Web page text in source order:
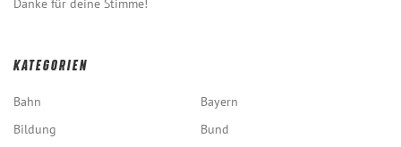
Danke für deine Stimme!
KATEGORIEN
Bahn
Bayern
Bildung
Bund